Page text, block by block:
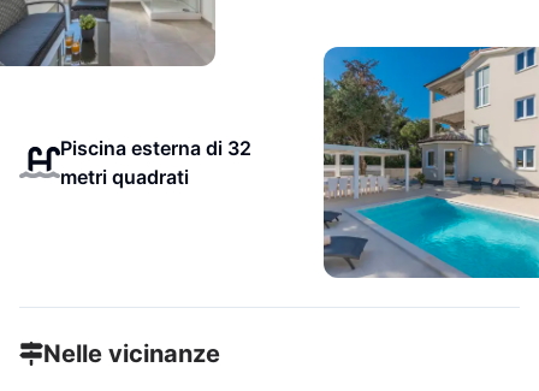
Piscina esterna di 32
metri quadrati
Nelle vicinanze